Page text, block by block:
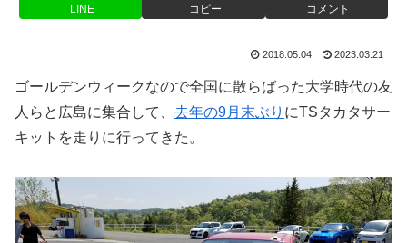
LINE コピー コメント
2018.05.04 2023.03.21
ゴールデンウィークなので全国に散らばった大学時代の友
人らと広島に集合して、 去年の9月末ぶり にTSタカタサー
キットを走りに行ってきた。